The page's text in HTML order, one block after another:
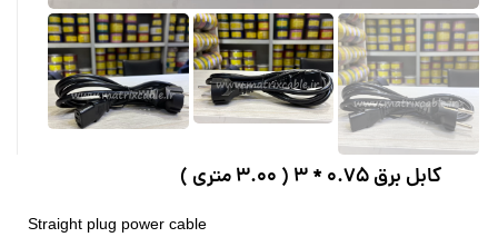
کابل برق 0.75 * 3 ( 3.00 متری )
Straight plug power cable